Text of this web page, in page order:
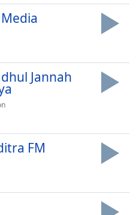
Jannah
FM